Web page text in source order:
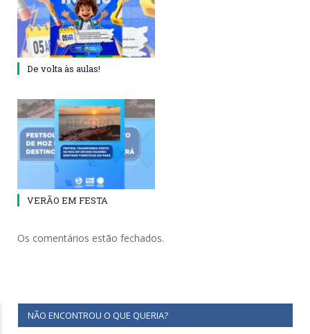
De volta às aulas!
VERÃO EM FESTA
Os comentários estão fechados.
NÃO ENCONTROU O QUE QUERIA?